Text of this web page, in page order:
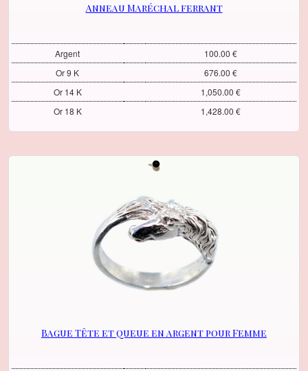
Anneau Maréchal ferrant
Argent
100.00 €
Or 9 K
676.00 €
Or 14 K
1,050.00 €
Or 18 K
1,428.00 €
Bague Tête et queue en argent pour Femme